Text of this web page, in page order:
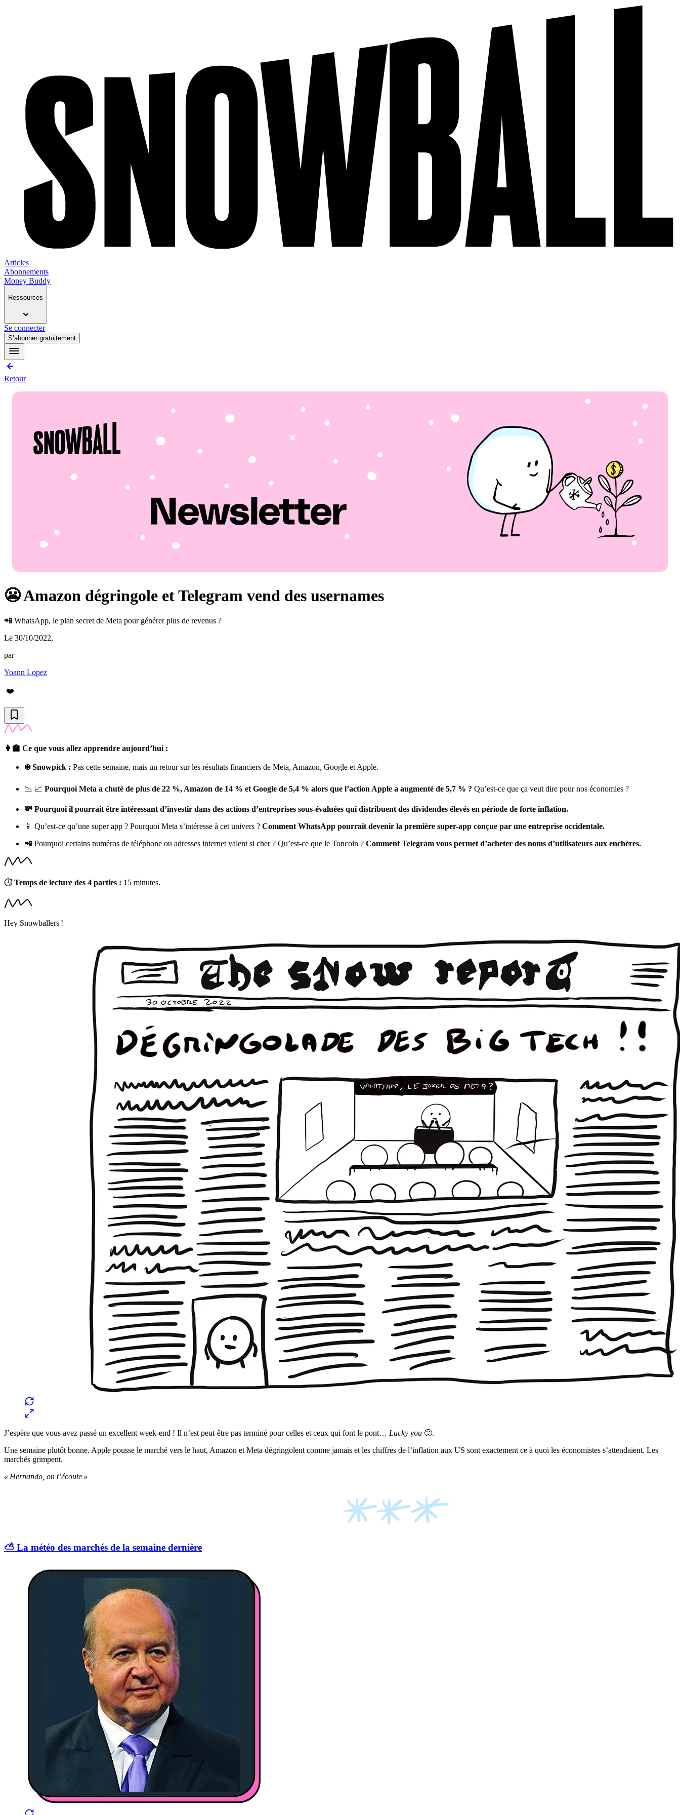
Articles
Abonnements
Money Buddy
Ressources
Se connecter
S’abonner gratuitement
Retour
😬 Amazon dégringole et Telegram vend des usernames
📲 WhatsApp, le plan secret de Meta pour générer plus de revenus ?
Le 30/10/2022,
par
Yoann Lopez
❤️
👩‍🏫 Ce que vous allez apprendre aujourd’hui :
❄️ Snowpick : Pas cette semaine, mais un retour sur les résultats financiers de Meta, Amazon, Google et Apple.
📉 📈 Pourquoi Meta a chuté de plus de 22 %, Amazon de 14 % et Google de 5,4 % alors que l’action Apple a augmenté de 5,7 % ? Qu’est-ce que ça veut dire pour nos économies ?
💸 Pourquoi il pourrait être intéressant d’investir dans des actions d’entreprises sous-évaluées qui distribuent des dividendes élevés en période de forte inflation.
📱 Qu’est-ce qu’une super app ? Pourquoi Meta s’intéresse à cet univers ? Comment WhatsApp pourrait devenir la première super-app conçue par une entreprise occidentale.
📲 Pourquoi certains numéros de téléphone ou adresses internet valent si cher ? Qu’est-ce que le Toncoin ? Comment Telegram vous permet d’acheter des noms d’utilisateurs aux enchères.
⏱ Temps de lecture des 4 parties : 15 minutes.
Hey Snowballers !
J’espère que vous avez passé un excellent week-end ! Il n’est peut-être pas terminé pour celles et ceux qui font le pont… Lucky you 🙂.
Une semaine plutôt bonne. Apple pousse le marché vers le haut, Amazon et Meta dégringolent comme jamais et les chiffres de l’inflation aux US sont exactement ce à quoi les économistes s’attendaient. Les
marchés grimpent.
« Hernando, on t’écoute »
⛅️ La météo des marchés de la semaine dernière